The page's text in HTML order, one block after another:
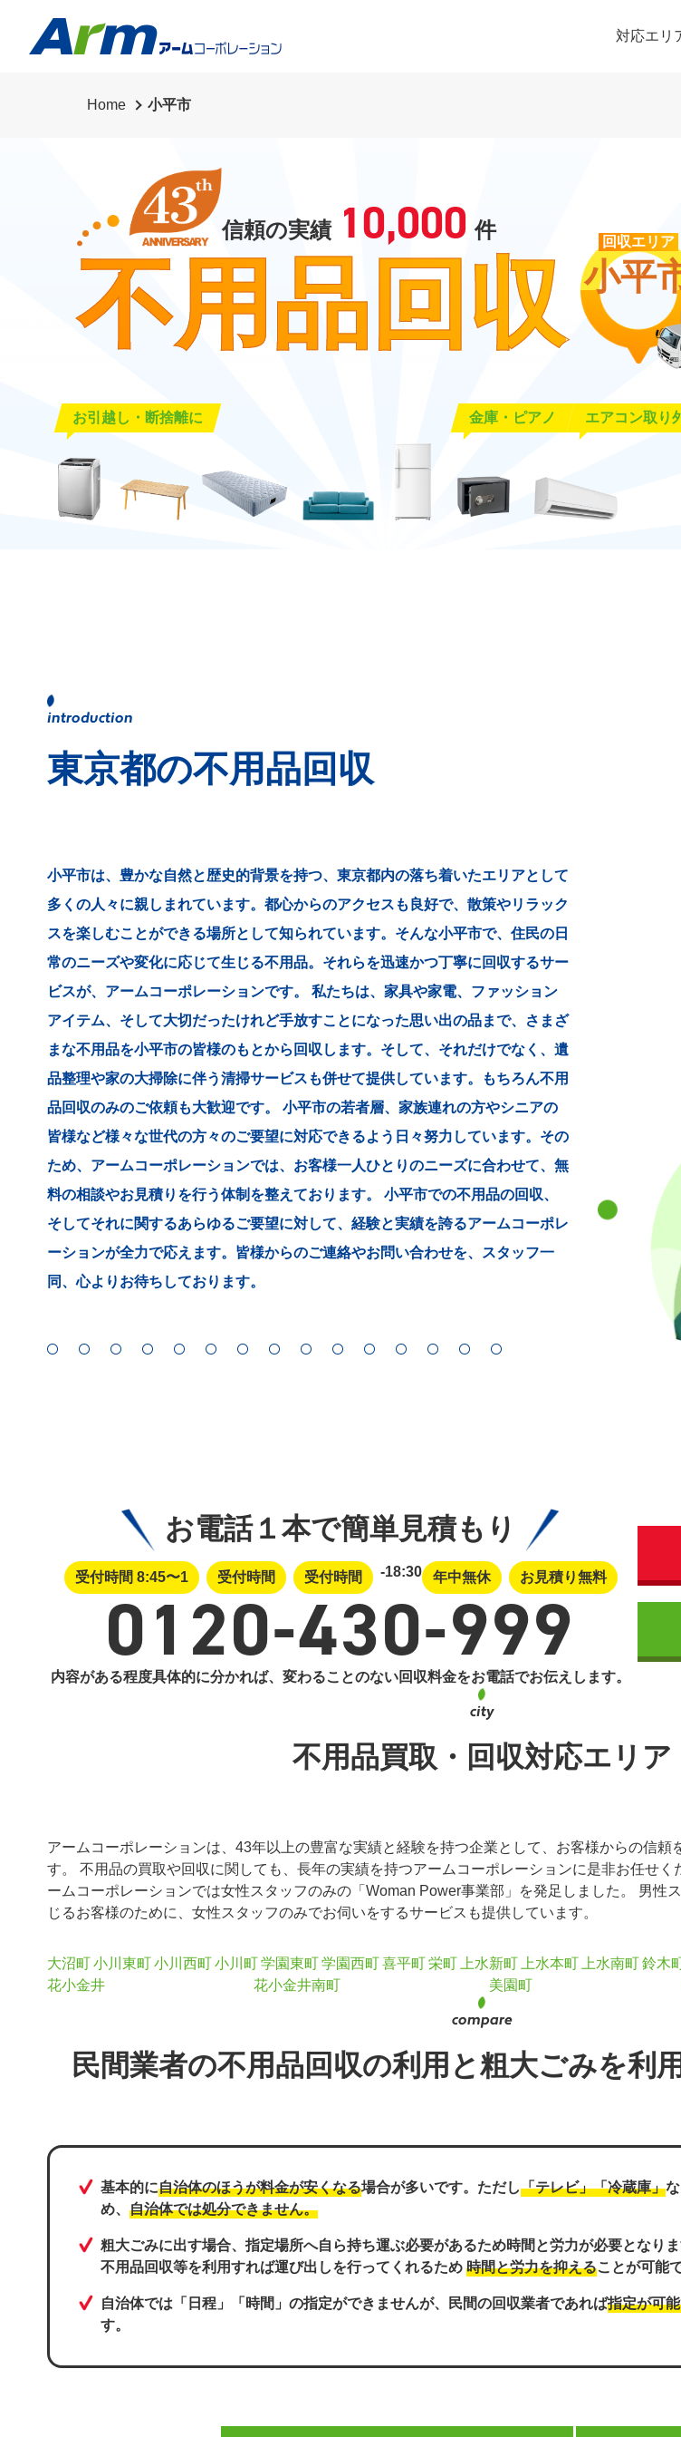
対応エリ
Home 小平市
不用品回収
信頼の実績 10,000 件 回収エリア
小平
お引越し・断捨離に 金庫・ピアノ エアコン取り
東京都の不用品回収
小平市は、豊かな自然と歴史的背景を持つ、東京都内の落ち着いたエリアとして
多くの人々に親しまれています。都心からのアクセスも良好で、散策やリラック
スを楽しむことができる場所として知られています。そんな小平市で、住民の日
常のニーズや変化に応じて生じる不用品。それらを迅速かつ丁寧に回収するサー
ビスが、アームコーポレーションです。 私たちは、家具や家電、ファッション
アイテム、そして大切だったけれど手放すことになった思い出の品まで、さまざ
まな不用品を小平市の皆様のもとから回収します。そして、それだけでなく、遺
品整理や家の大掃除に伴う清掃サービスも併せて提供しています。もちろん不用
品回収のみのご依頼も大歓迎です。 小平市の若者層、家族連れの方やシニアの
皆様など様々な世代の方々のご要望に対応できるよう日々努力しています。その
ため、アームコーポレーションでは、お客様一人ひとりのニーズに合わせて、無
料の相談やお見積りを行う体制を整えております。 小平市での不用品の回収、
そしてそれに関するあらゆるご要望に対して、経験と実績を誇るアームコーポレ
ーションが全力で応えます。皆様からのご連絡やお問い合わせを、スタッフ一
同、心よりお待ちしております。
お電話１本で簡単見積もり
受付時間 8:45〜1 受付時間 受付時間 -18:30 年中無休 お見積り無料
0120-430-999
内容がある程度具体的に分かれば、変わることのない回収料金をお電話でお伝えします。
不用品買取・回収対応エリア
アームコーポレーションは、43年以上の豊富な実績と経験を持つ企業として、お客様からの信頼
す。 不用品の買取や回収に関しても、長年の実績を持つアームコーポレーションに是非お任せく
ームコーポレーションでは女性スタッフのみの「Woman Power事業部」を発足しました。 男性
じるお客様のために、女性スタッフのみでお伺いをするサービスも提供しています。
大沼町小川東町小川西町小川町学園東町学園西町喜平町栄町 上水新町 上水本町 上水南町鈴木
花小金井
花小金井南町 美園町
民間業者の不用品回収の利用と粗大ごみを利
基本的に自治体のほうが料金が安くなる場合が多いです。ただし「テレビ」「冷蔵庫」
め、 自治体では処分できません。
粗大ごみに出す場合、指定場所へ自ら持ち運ぶ必要があるため時間と労力が必要となり
不用品回収等を利用すれば運び出しを行ってくれるため 時間と労力を抑えることが可能
自治体では「日程」「時間」の指定ができませんが、民間の回収業者であれば指定が可
す。